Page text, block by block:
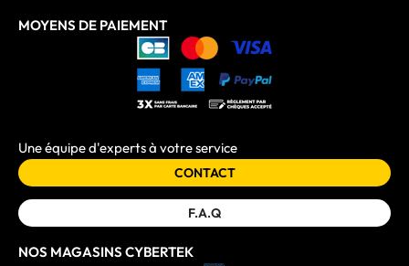
MOYENS DE PAIEMENT
Une équipe d'experts à votre service
CONTACT
F.A.Q
NOS MAGASINS CYBERTEK